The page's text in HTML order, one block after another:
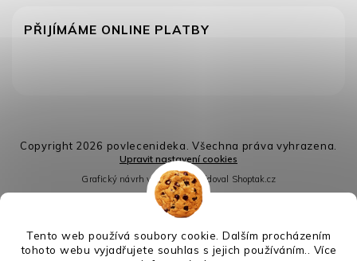
Tento web používá soubory cookie. Dalším procházením
tohoto webu vyjadřujete souhlas s jejich používáním.. Více
PŘIJÍMÁME ONLINE PLATBY
Vytvořil Shoptet
Copyright 2026 povlecenideka . Všechna práva vyhrazena.
Upravit nastavení cookies
Grafický návrh vytvořil a nakódoval Shoptak.cz